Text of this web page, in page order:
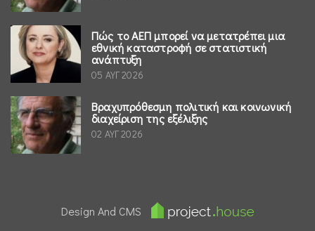
Πώς το ΑΕΠ μπορεί να μετατρέπει μια
εθνική καταστροφή σε στατιστική
ανάπτυξη
05 ΑΥΓ 2026
Βραχυπρόθεσμη πολιτική και κοινωνική
διαχείριση της εξέλιξης
02 ΑΥΓ 2026
Design And CMS